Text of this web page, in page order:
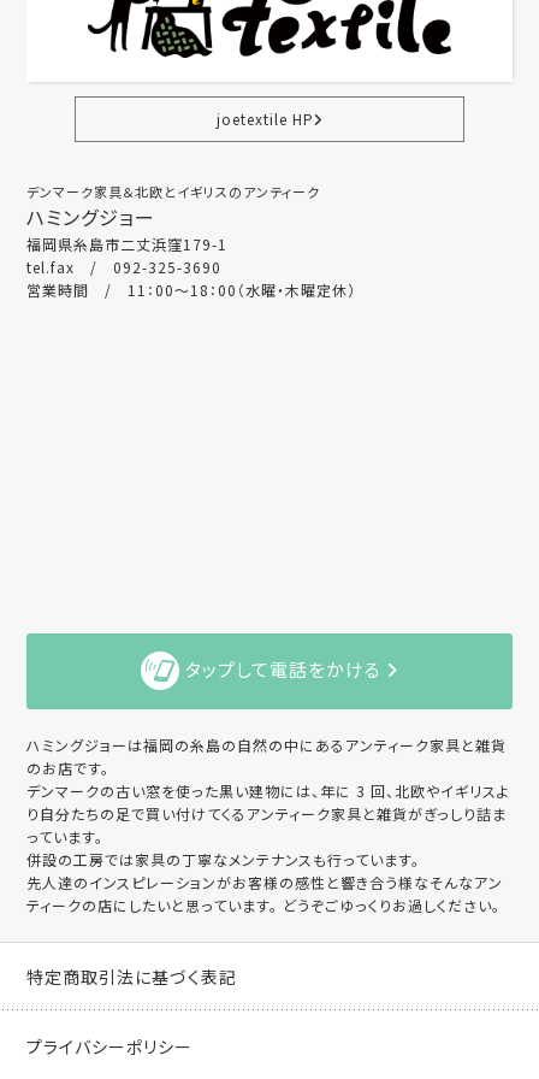
joetextile HP
デンマーク家具＆北欧とイギリスのアンティーク
ハミングジョー
福岡県糸島市二丈浜窪179-1
tel.fax / 092-325-3690
営業時間 / 11：00～18：00（水曜・木曜定休）
タップして電話をかける
ハミングジョーは福岡の糸島の自然の中にあるアンティーク家具と雑貨
のお店です。
デンマークの古い窓を使った黒い建物には、年に 3 回、北欧やイギリスよ
り自分たちの足で買い付けてくるアンティーク家具と雑貨がぎっしり詰ま
っています。
併設の工房では家具の丁寧なメンテナンスも行っています。
先人達のインスピレーションがお客様の感性と響き合う様なそんなアン
ティークの店にしたいと思っています。 どうぞごゆっくりお過しください。
特定商取引法に基づく表記
プライバシーポリシー